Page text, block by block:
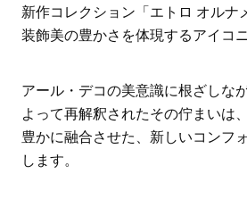
新作コレクション「エトロ オルナ
装飾美の豊かさを体現するアイコ
アール・デコの美意識に根ざしな
よって再解釈されたその佇まいは
豊かに融合させた、新しいコンフ
します。